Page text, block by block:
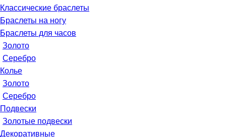
Классические браслеты
Браслеты на ногу
Браслеты для часов
Золото
Серебро
Колье
Золото
Серебро
Подвески
Золотые подвески
Декоративные